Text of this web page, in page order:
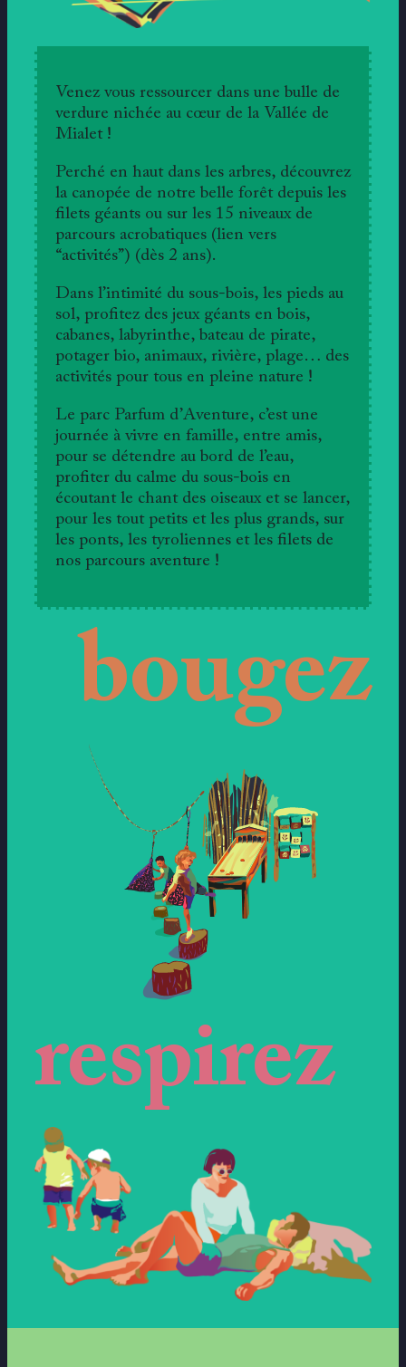
Venez vous ressourcer dans une bulle de
verdure nichée au cœur de la Vallée de
Mialet !
Perché en haut dans les arbres, découvrez
la canopée de notre belle forêt depuis les
filets géants ou sur les 15 niveaux de
parcours acrobatiques (lien vers
“activités”) (dès 2 ans).
Dans l’intimité du sous-bois, les pieds au
sol, profitez des jeux géants en bois,
cabanes, labyrinthe, bateau de pirate,
potager bio, animaux, rivière, plage… des
activités pour tous en pleine nature !
Le parc Parfum d’Aventure, c’est une
journée à vivre en famille, entre amis,
pour se détendre au bord de l’eau,
profiter du calme du sous-bois en
écoutant le chant des oiseaux et se lancer,
pour les tout petits et les plus grands, sur
les ponts, les tyroliennes et les filets de
nos parcours aventure !
bougez
respirez